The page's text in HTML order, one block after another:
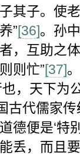
其子。使
”[36]。孙
，互助之
则忙”[37]
，天下为公
代儒家传
德便是‘特
丢，而且